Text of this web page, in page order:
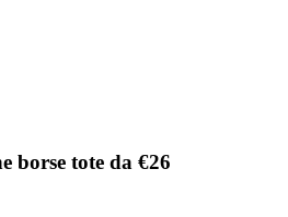
borse tote da €26